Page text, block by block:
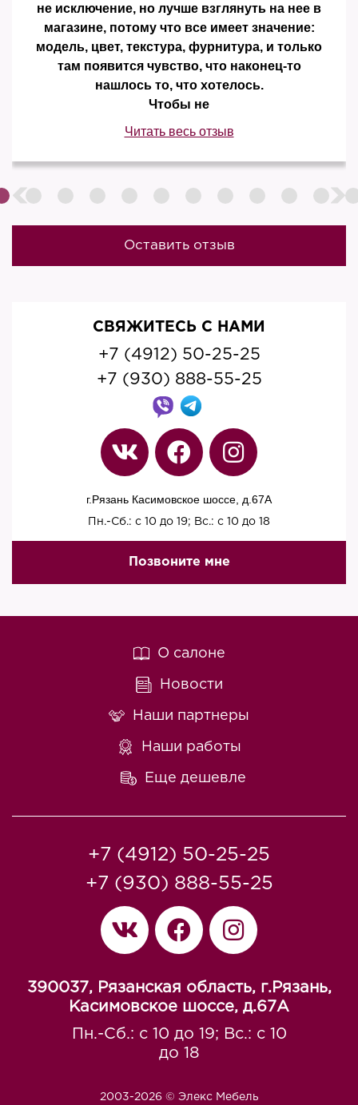
не исключение, но лучше взглянуть на нее в
магазине, потому что все имеет значение:
модель, цвет, текстура, фурнитура, и только
там появится чувство, что наконец-то
нашлось то, что хотелось.
Чтобы не
Читать весь отзыв
Оставить отзыв
СВЯЖИТЕСЬ С НАМИ
+7 (4912) 50-25-25
+7 (930) 888-55-25
г.Рязань Касимовское шоссе, д.67A
Пн.-Сб.: с 10 до 19; Вс.: с 10 до 18
Позвоните мне
О салоне
Новости
Наши партнеры
Наши работы
Еще дешевле
+7 (4912) 50-25-25
+7 (930) 888-55-25
390037, Рязанская область, г.Рязань,
Касимовское шоссе, д.67A
Пн.-Сб.: с 10 до 19; Вс.: с 10
до 18
2003-2026 © Элекс Мебель